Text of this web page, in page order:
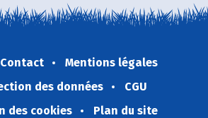
Contact
Mentions légales
des données
CGU
des cookies
Plan du site